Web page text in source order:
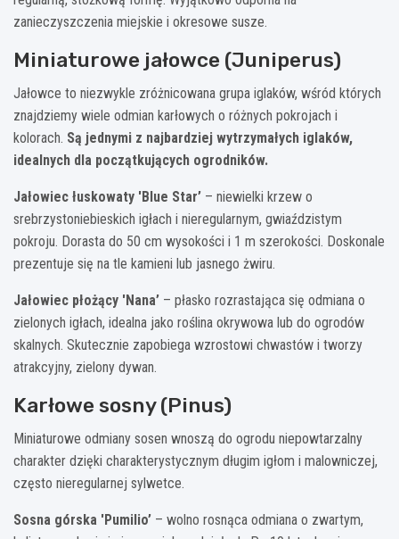
zanieczyszczenia miejskie i okresowe susze.
Miniaturowe jałowce (Juniperus)
Jałowce to niezwykle zróżnicowana grupa iglaków, wśród których
znajdziemy wiele odmian karłowych o różnych pokrojach i
kolorach. Są jednymi z najbardziej wytrzymałych iglaków,
idealnych dla początkujących ogrodników.
Jałowiec łuskowaty 'Blue Star’ – niewielki krzew o
srebrzystoniebieskich igłach i nieregularnym, gwiaździstym
pokroju. Dorasta do 50 cm wysokości i 1 m szerokości. Doskonale
prezentuje się na tle kamieni lub jasnego żwiru.
Jałowiec płożący 'Nana’ – płasko rozrastająca się odmiana o
zielonych igłach, idealna jako roślina okrywowa lub do ogrodów
skalnych. Skutecznie zapobiega wzrostowi chwastów i tworzy
atrakcyjny, zielony dywan.
Karłowe sosny (Pinus)
Miniaturowe odmiany sosen wnoszą do ogrodu niepowtarzalny
charakter dzięki charakterystycznym długim igłom i malowniczej,
często nieregularnej sylwetce.
Sosna górska 'Pumilio’ – wolno rosnąca odmiana o zwartym,